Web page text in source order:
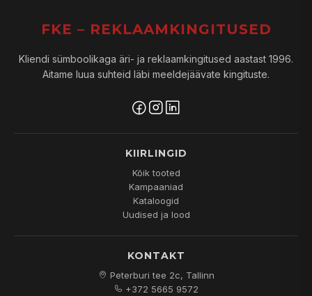
FKE – REKLAAMKINGITUSED
Kliendi sümboolikaga äri- ja reklaamkingitused aastast 1996.
Aitame luua suhteid läbi meeldejäävate kingituste.
KIIRLINGID
Kõik tooted
Kampaaniad
Kataloogid
Uudised ja lood
KONTAKT
Peterburi tee 2c, Tallinn
+372 5665 9572